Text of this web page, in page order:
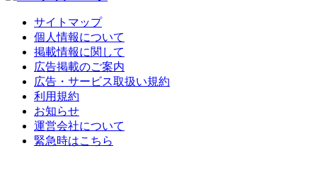
サイトマップ
個人情報について
掲載情報に関して
広告掲載のご案内
広告・サービス取扱い規約
利用規約
お知らせ
運営会社について
緊急時はこちら